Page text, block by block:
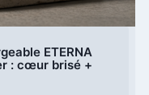
ETERNA
: cœur brisé +